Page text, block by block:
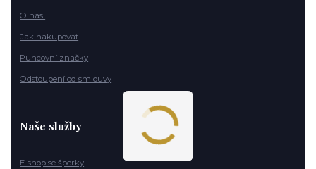
O nás
Jak nakupovat
Puncovní značky
Odstoupení od smlouvy
Naše služby
E-shop se šperky